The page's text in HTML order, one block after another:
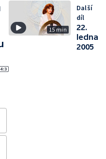
15 min
Další
díl
22.
ledna
2005